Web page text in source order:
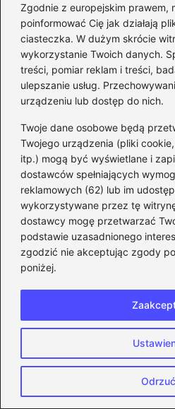
Zgodnie z europejskim prawem,
poinformować Cię jak działają
ciasteczka. W dużym skrócie
wykorzystanie Twoich danych.
treści, pomiar reklam i treści,
ulepszanie usług.
urządzeniu lub dostęp do nich.
Twoje dane osobowe będą
Twojego urządzenia (pliki
itp.) mogą być wyświetlane i
dostawców spełniających
reklamowych (62) lub im
wykorzystywane przez tę
dostawcy mogę przetwarzać
podstawie uzasadnionego
zgodzić nie akceptując zgody
poniżej.
Odrzuć
Odkryj
jak lepiej
unikać
Gdzie i jak
platform
Bądź na bieżąco z
ogłoszeniami. Zapisz
swojego